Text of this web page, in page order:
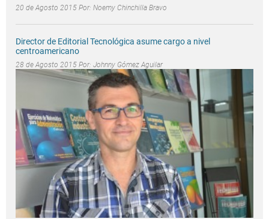
20 de Agosto 2015 Por: Noemy Chinchilla Bravo
Director de Editorial Tecnológica asume cargo a nivel
centroamericano
28 de Agosto 2015 Por: Johnny Gómez Aguilar